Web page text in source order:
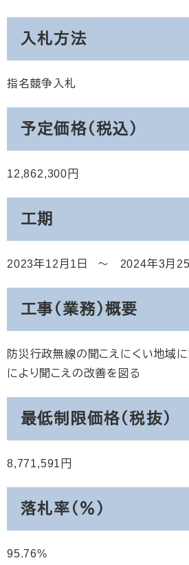
入札方法
指名競争入札
予定価格（税込）
12,862,300
工期
2023年12月1日 2024年3月
工事（業務）概要
防災行政無線の聞こえにくい地域
により聞こえの改善を図る
最低制限価格（税抜）
8,771,591
落札率（％）
95.76